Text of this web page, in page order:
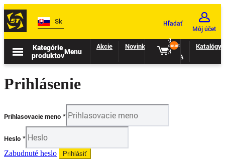
Sk Hľadať
Môj účet
{{
count
}}
Kategórie
produktovMenu
Akcie Novinky
II.
TRIEDA
Katalógy
Prihlásenie
Prihlasovacie meno
Heslo
Zabudnuté heslo Prihlásiť